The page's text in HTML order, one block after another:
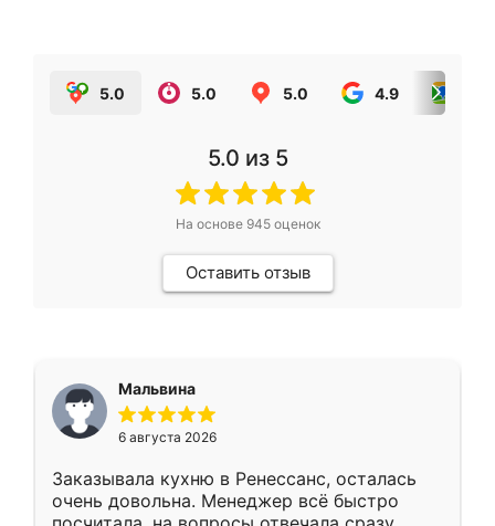
5.0 5.0 5.0 4.9
5.0 из 5
На основе 945оценок
Оставить отзыв
Мальвина
6 августа 2026
Заказывала кухню в Ренессанс, осталась
очень довольна. Менеджер всё быстро